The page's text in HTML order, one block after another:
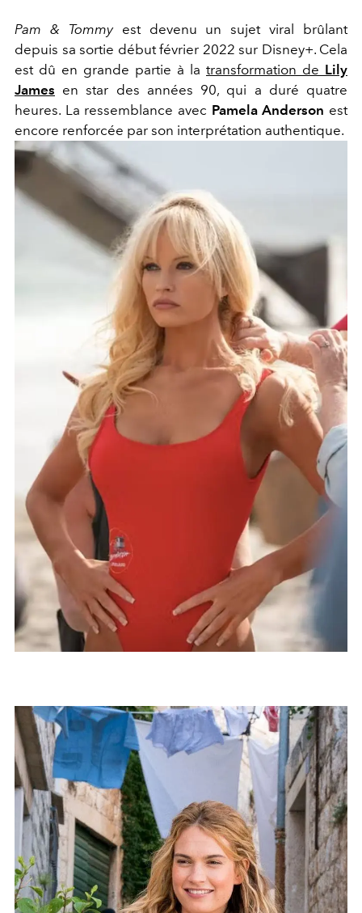
Pam & Tommyest devenu un sujet viral brûlant
depuis sa sortie début février 2022 sur Disney+. Cela
est dû en grande partie à la transformation de Lily
James en star des années 90, qui a duré quatre
heures. La ressemblance avec Pamela Anderson est
encore renforcée par son interprétation authentique.